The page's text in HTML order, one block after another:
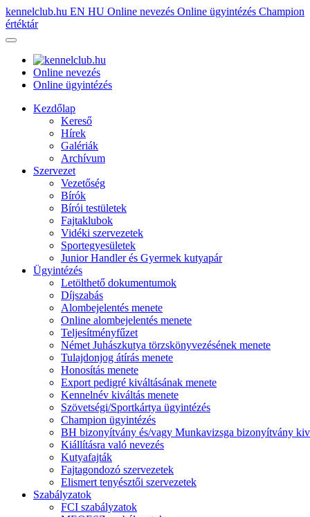
kennelclub.hu EN HU Online nevezés Online ügyintézés Champion
értéktár
Online nevezés
Online ügyintézés
Kezdőlap
Kereső
Hírek
Galériák
Archívum
Szervezet
Vezetőség
Bírók
Bírói testületek
Fajtaklubok
Vidéki szervezetek
Sportegyesületek
Junior Handler és Gyermek kutyapár
Ügyintézés
Letölthető dokumentumok
Díjszabás
Alombejelentés menete
Online alombejelentés menete
Teljesítményfűzet
Német Juhászkutya törzskönyvezésének menete
Tulajdonjog átírás menete
Honosítás menete
Export pedigré kiváltásának menete
Kennelnév kiváltás menete
Szövetségi/Sportkártya ügyintézés
Champion ügyintézés
BH bizonyítvány és/vagy Munkavizsga bizonyítvány
Kiállításra való nevezés
Kutyafajták
Fajtagondozó szervezetek
Elismert tenyésztői szervezetek
Szabályzatok
FCI szabályzatok